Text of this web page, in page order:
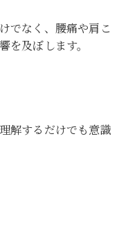
でなく、腰痛や肩こ
を及ぼします。
解するだけでも意識